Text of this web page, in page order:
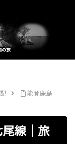
能登鹿島
線｜旅